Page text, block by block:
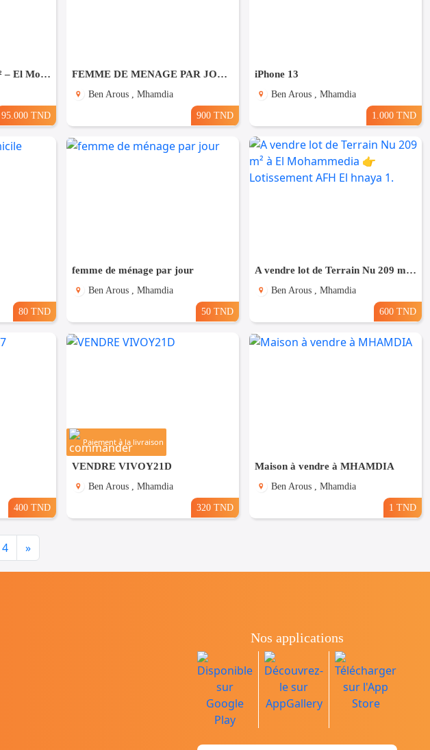
Terrain agricole 1000 m² – El Mohamedia
95.000 TND
FEMME DE MENAGE PAR JOUR A MHAMDIA
Ben Arous , Mhamdia
900 TND
iPhone 13
Ben Arous , Mhamdia
1.000 TND
80 TND
femme de ménage par jour
Ben Arous , Mhamdia
50 TND
A vendre lot de Terrain Nu 209 m² à El Mohammedia 👉 Lotissement AFH El hnaya 1.
Ben Arous , Mhamdia
600 TND
400 TND
Paiement à la livraison
VENDRE VIVOY21D
Ben Arous , Mhamdia
320 TND
Maison à vendre à MHAMDIA
Ben Arous , Mhamdia
1 TND
4 »Next
Nos applications